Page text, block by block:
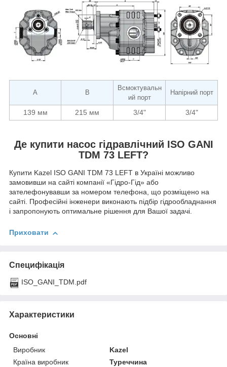
A B
Всмоктувальн
ий порт
Напірний порт
139 мм 215 мм 3/4" 3/4"
Де купити насос гідравлічний ISO GANI
TDM 73 LEFT?
Купити Kazel ISO GANI TDM 73 LEFT в Україні можливо
замовивши на сайті компанії «Гідро-Гід» або
зателефонувавши за номером телефона, що розміщено на
сайті. Професійні інженери виконають підбір гідрообладнання
і запропонують оптимальне рішення для Вашої задачі.
Приховати
Специфікація
ISO_GANI_TDM.pdf
Характеристики
Основні
Виробник
Kazel
Країна виробник
Туреччина